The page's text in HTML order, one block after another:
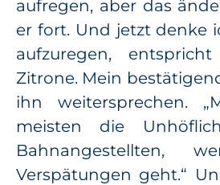
aufregen, aber das
er fort. Und jetzt denke
aufzuregen,
Zitrone. Mein
ihn weitersprechen.
meisten die
Bahnangestellten,
Verspätungen geht.“